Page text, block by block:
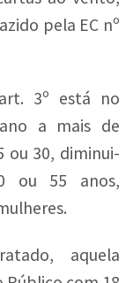
pela EC nº
3º está no
a mais de
ou 30, diminui-
ou 55 anos,
aquela